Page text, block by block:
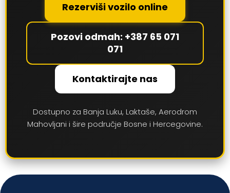
Rezerviši vozilo online
Pozovi odmah: +387 65 071
071
Kontaktirajte nas
Dostupno za Banja Luku, Laktaše, Aerodrom
Mahovljani i šire područje Bosne i Hercegovine.